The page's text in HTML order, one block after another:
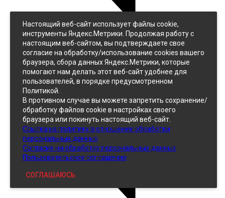
Джинс
Однотонный
Принтованный
Кожзам
Настоящий веб-сайт использует файлы cookie,
инструменты Яндекс.Метрики. Продолжая работу с
настоящим веб-сайтом, вы подтверждаете свое
согласие на обработку/использование cookies вашего
браузера, сбора данных Яндекс.Метрики, которые
помогают нам делать этот веб-сайт удобнее для
пользователей, в порядке предусмотренном
Политикой.
В противном случае вы можете запретить сохранение/
обработку файлов cookie в настройках своего
браузера или покинуть настоящий веб-сайт.
Ссылка на политику в отношении обработки
персональных данных
Согласие на обработку персональных данных
Пользовательское соглашение
СОГЛАШАЮСЬ